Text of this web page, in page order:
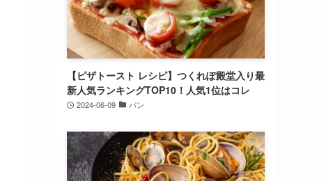
【ピザトースト レシピ】つくれぽ殿堂入り最
新人気ランキングTOP10！人気1位はコレ
2024-06-09 パン